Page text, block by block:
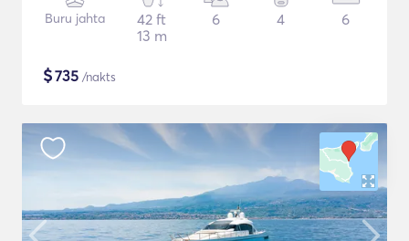
Buru jahta
42 ft
13 m
6 4 6
$735 /nakts